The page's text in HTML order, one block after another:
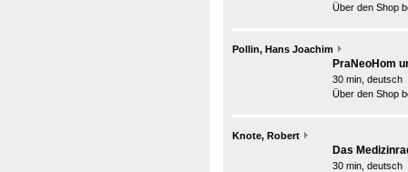
Über den Shop
Pollin, Hans Joachim
PraNeoHom
30 min, deutsch
Über den Shop
Knote, Robert
Das
30 min, deutsch